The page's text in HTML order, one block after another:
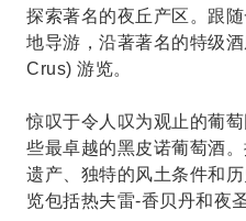
探索著名的夜丘产区。跟
地导游，沿著著名的特级
Crus) 游览。
惊叹于令人叹为观止的葡
些最卓越的黑皮诺葡萄酒
遗产、独特的风土条件和
览包括热夫雷-香贝丹和夜